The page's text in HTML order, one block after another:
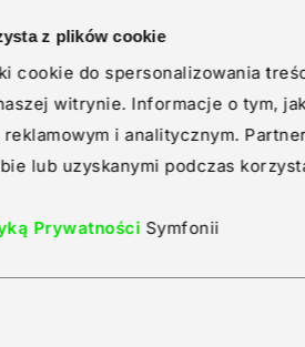
z plików cookie
cookie do spersonalizowania
witrynie. Informacje o tym,
reklamowym i analitycznym.
lub uzyskanymi podczas
Prywatności Symfonii
dostępności
dla sygnalistów
Regulaminy
Formularze